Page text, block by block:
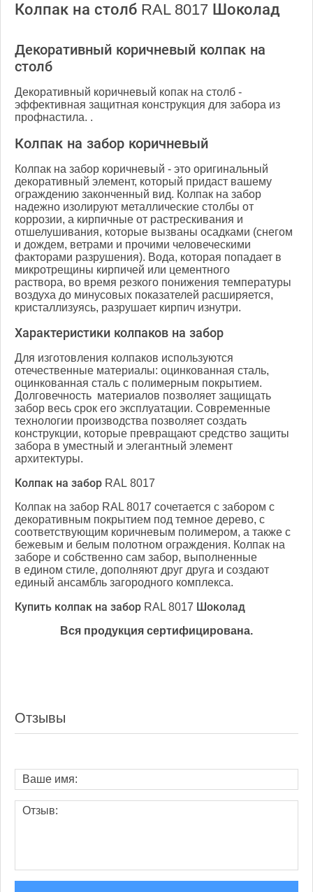
Колпак на столб RAL 8017 Шоколад
Декоративный коричневый колпак на
столб
Декоративный коричневый копак на столб -
эффективная защитная конструкция для забора из
профнастила. .
Колпак на забор коричневый
Колпак на забор коричневый - это оригинальный
декоративный элемент, который придаст вашему
ограждению законченный вид. Колпак на забор
надежно изолируют металлические столбы от
коррозии, а кирпичные от растрескивания и
отшелушивания, которые вызваны осадками (снегом
и дождем, ветрами и прочими человеческими
факторами разрушения). Вода, которая попадает в
микротрещины кирпичей или цементного
раствора, во время резкого понижения температуры
воздуха до минусовых показателей расширяется,
кристаллизуясь, разрушает кирпич изнутри.
Характеристики колпаков на забор
Для изготовления колпаков используются
отечественные материалы: оцинкованная сталь,
оцинкованная сталь с полимерным покрытием.
Долговечность материалов позволяет защищать
забор весь срок его эксплуатации. Современные
технологии производства позволяет создать
конструкции, которые превращают средство защиты
забора в уместный и элегантный элемент
архитектуры.
Колпак на забор RAL 8017
Колпак на забор RAL 8017 сочетается с забором с
декоративным покрытием под темное дерево, с
соответствующим коричневым полимером, а также с
бежевым и белым полотном ограждения. Колпак на
заборе и собственно сам забор, выполненные
в едином стиле, дополняют друг друга и создают
единый ансамбль загородного комплекса.
Купить колпак на забор RAL 8017 Шоколад
Вся продукция сертифицирована.
Отзывы